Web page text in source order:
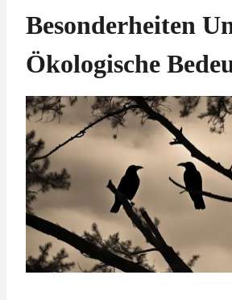
Besonderheiten
Ökologische